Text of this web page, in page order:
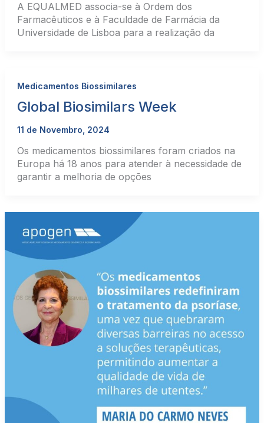
A EQUALMED associa-se à Ordem dos
Farmacêuticos e à Faculdade de Farmácia da
Universidade de Lisboa para a realização da
Medicamentos Biossimilares
Global Biosimilars Week
11 de Novembro, 2024
Os medicamentos biossimilares foram criados na
Europa há 18 anos para atender à necessidade de
garantir a melhoria de opções